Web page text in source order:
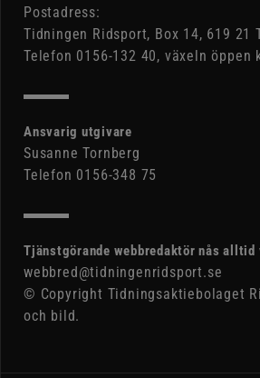
Postadress:
Tidningen Ridsport, Box 14, 619 21
Telefon 0156-132 40, växeln öppen
Ansvarig utgivare
Susanne Tornberg
Telefon 0156-348 75
Tjänstgörande webbredaktör nås alltid
webbred@tidningenridsport.se
© Copyright Tidningsaktiebolaget
och bild.